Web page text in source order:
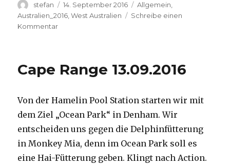
Autor
stefan
Veröffentlicht
am
14. September 2016 Kategorien
Allgemein
Australien_2016 ,West Australien
Schreibe einen
Kommentarzu
Cape Range 13.09.2016
Von der Hamelin Pool Station starten wir mit
dem Ziel „Ocean Park“ in Denham. Wir
entscheiden uns gegen die Delphinfütterung
in Monkey Mia, denn im Ocean Park soll es
eine Hai-Fütterung geben. Klingt nach Action.